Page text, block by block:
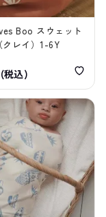
Boo スウェット
クレイ）1-6Y
税込)